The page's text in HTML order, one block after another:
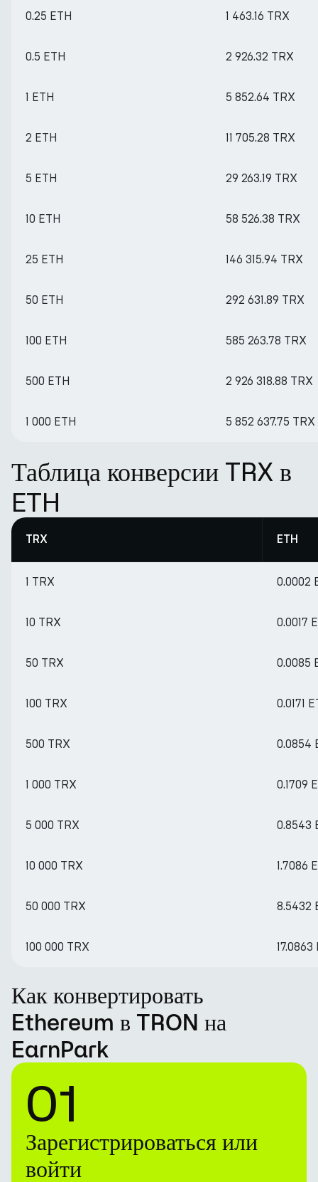
0.25 ETH 1 463.16 TRX
0.5 ETH 2 926.32 TRX
1 ETH 5 852.64 TRX
2 ETH 11 705.28 TRX
5 ETH 29 263.19 TRX
10 ETH 58 526.38 TRX
25 ETH 146 315.94 TRX
50 ETH 292 631.89 TRX
100 ETH 585 263.78 TRX
500 ETH 2 926 318.88 TRX
1 000 ETH 5 852 637.75 TRX
Таблица конверсии TRX в
ETH
TRX ETH
1 TRX 0.0002
10 TRX 0.0017
50 TRX 0.0085
100 TRX 0.0171
500 TRX 0.0854
1 000 TRX 0.1709
5 000 TRX 0.8543
10 000 TRX 1.7086
50 000 TRX 8.5432
100 000 TRX 17.0863
Как конвертировать
Ethereum в TRON на
EarnPark
01
Зарегистрироваться или
войти